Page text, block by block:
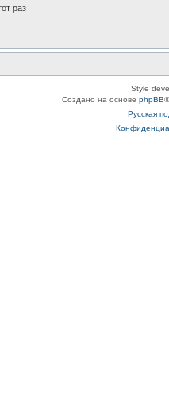
раз
Style
Создано на основе phpBB
Русская